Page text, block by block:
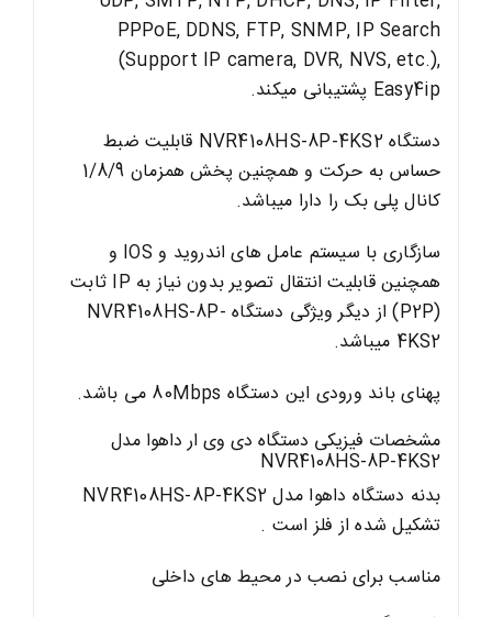
PPPoE, DDNS, FTP, SNMP, IP Search
(Support IP camera, DVR, NVS, etc.),
Easy4ip پشتیبانی میکند.
دستگاه NVR4108HS-8P-4KS2 قابلیت ضبط
حساس به حرکت و همچنین پخش همزمان 1/8/9
کانال پلی بک را دارا میباشد.
سازگاری با سیستم عامل های اندروید و IOS و
همچنین قابلیت انتقال تصویر بدون نیاز به IP ثابت
(P2P) از دیگر ویژگی دستگاه NVR4108HS-8P-
4KS2 میباشد.
پهنای باند ورودی این دستگاه 80Mbps می باشد.
مشخصات فیزیکی دستگاه دی وی ار داهوا مدل
NVR4108HS-8P-4KS2
بدنه دستگاه داهوا مدل NVR4108HS-8P-4KS2
تشکیل شده از فلز است .
مناسب برای نصب در محیط های داخلی